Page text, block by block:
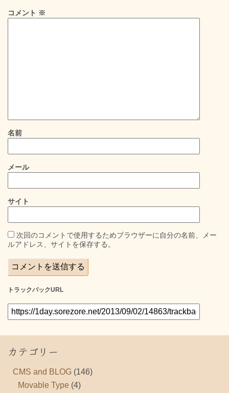
コメント ※
名前
メール
サイト
次回のコメントで使用するためブラウザーに自分の名前、メー
ルアドレス、サイトを保存する。
トラックバックURL
カテゴリー
CMS and BLOG (146)
Movable Type (4)